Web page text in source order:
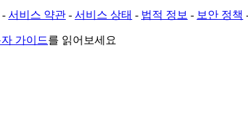
- 서비스 약관 - 서비스 상태 - 법적 정보 - 보안 정책
가이드를 읽어보세요